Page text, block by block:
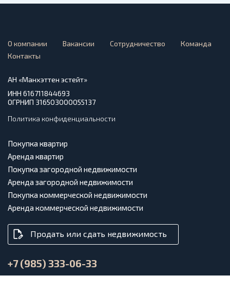
О компании Вакансии Сотрудничество
Команда
Контакты
АН «Манхэттен эстейт»
ИНН 616711844693
ОГРНИП 316503000055137
Политика конфиденциальности
Покупка квартир
Аренда квартир
Покупка загородной недвижимости
Аренда загородной недвижимости
Покупка коммерческой недвижимости
Аренда коммерческой недвижимости
Продать или сдать недвижимость
+7 (985) 333-06-33